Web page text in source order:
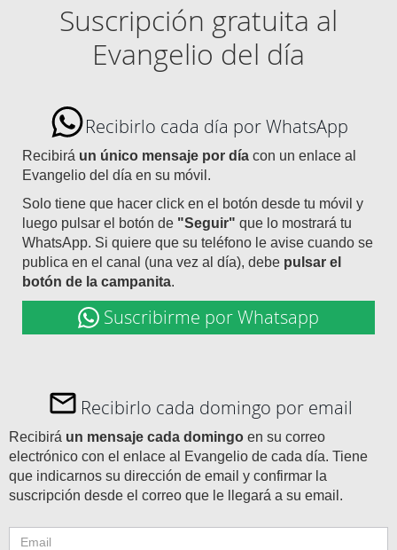
Suscripción gratuita al
Evangelio del día
Recibirlo cada día por WhatsApp
Recibirá un único mensaje por día con un enlace al
Evangelio del día en su móvil.
Solo tiene que hacer click en el botón desde tu móvil y
luego pulsar el botón de "Seguir" que lo mostrará tu
WhatsApp. Si quiere que su teléfono le avise cuando se
publica en el canal (una vez al día), debe pulsar el
botón de la campanita.
Suscribirme por Whatsapp
Recibirlo cada domingo por email
Recibirá un mensaje cada domingo en su correo
electrónico con el enlace al Evangelio de cada día. Tiene
que indicarnos su dirección de email y confirmar la
suscripción desde el correo que le llegará a su email.